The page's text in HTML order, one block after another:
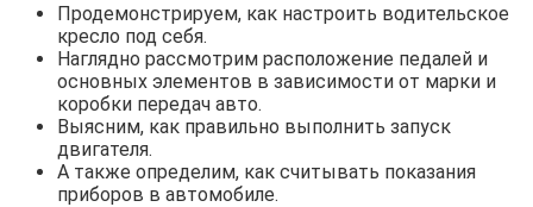
Продемонстрируем, как настроить водительское
кресло под себя.
Наглядно рассмотрим расположение педалей и
основных элементов в зависимости от марки и
коробки передач авто.
Выясним, как правильно выполнить запуск
двигателя.
А также определим, как считывать показания
приборов в автомобиле.